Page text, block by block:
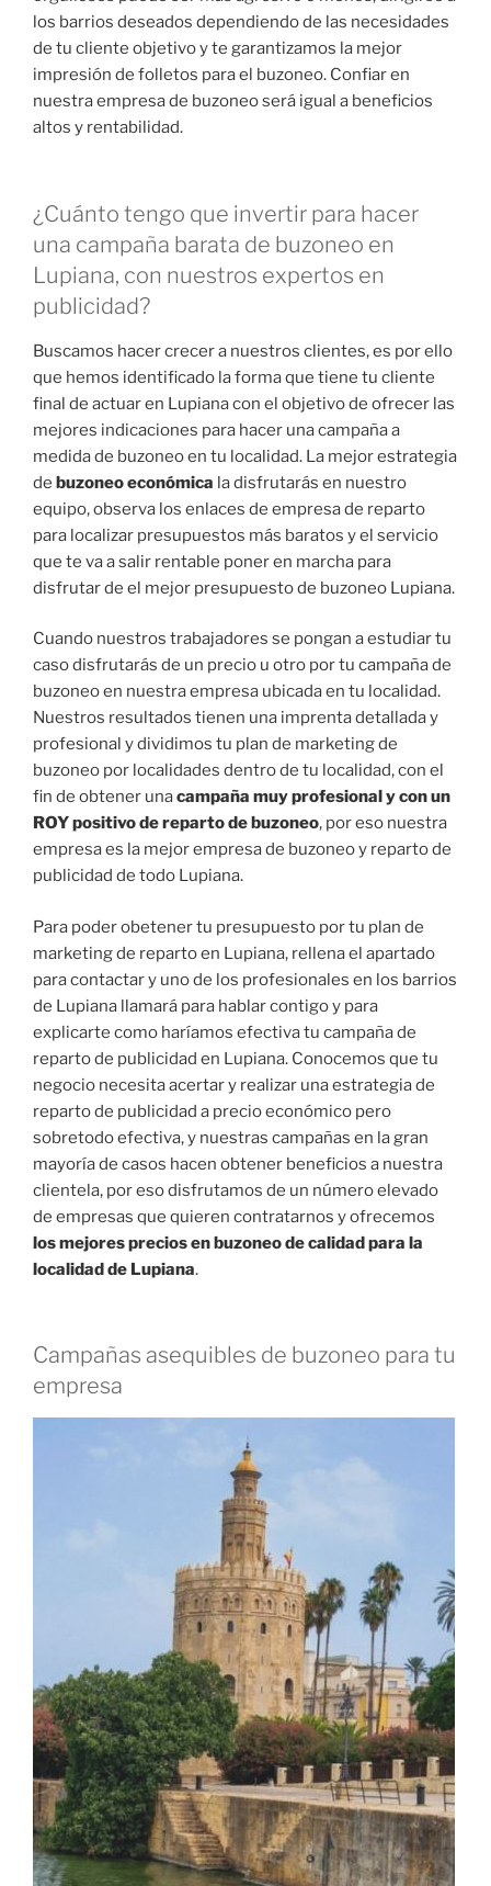
los barrios deseados dependiendo de las necesidades
de tu cliente objetivo y te garantizamos la mejor
impresión de folletos para el buzoneo. Confiar en
nuestra empresa de buzoneo será igual a beneficios
altos y rentabilidad.
¿Cuánto tengo que invertir para hacer
una campaña barata de buzoneo en
Lupiana, con nuestros expertos en
publicidad?
Buscamos hacer crecer a nuestros clientes, es por ello
que hemos identificado la forma que tiene tu cliente
final de actuar en Lupiana con el objetivo de ofrecer las
mejores indicaciones para hacer una campaña a
medida de buzoneo en tu localidad. La mejor estrategia
de buzoneo económica la disfrutarás en nuestro
equipo, observa los enlaces de empresa de reparto
para localizar presupuestos más baratos y el servicio
que te va a salir rentable poner en marcha para
disfrutar de el mejor presupuesto de buzoneo Lupiana.
Cuando nuestros trabajadores se pongan a estudiar tu
caso disfrutarás de un precio u otro por tu campaña de
buzoneo en nuestra empresa ubicada en tu localidad.
Nuestros resultados tienen una imprenta detallada y
profesional y dividimos tu plan de marketing de
buzoneo por localidades dentro de tu localidad, con el
fin de obtener unacampaña muy profesional y con un
ROY positivo de reparto de buzoneo, por eso nuestra
empresa es la mejor empresa de buzoneo y reparto de
publicidad de todo Lupiana.
Para poder obetener tu presupuesto por tu plan de
marketing de reparto en Lupiana, rellena el apartado
para contactar y uno de los profesionales en los barrios
de Lupiana llamará para hablar contigo y para
explicarte como haríamos efectiva tu campaña de
reparto de publicidad en Lupiana. Conocemos que tu
negocio necesita acertar y realizar una estrategia de
reparto de publicidad a precio económico pero
sobretodo efectiva, y nuestras campañas en la gran
mayoría de casos hacen obtener beneficios a nuestra
clientela, por eso disfrutamos de un número elevado
de empresas que quieren contratarnos y ofrecemos
los mejores precios en buzoneo de calidad para la
localidad de Lupiana.
Campañas asequibles de buzoneo para tu
empresa